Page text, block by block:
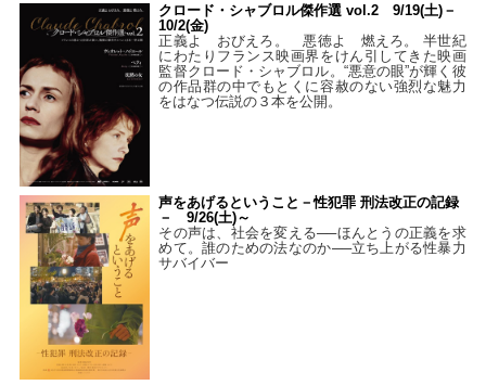
クロード・シャブロル傑作選 vol.2 9/19(土)－
10/2(金)
正義よ おびえろ。 悪徳よ 燃えろ。 半世紀
にわたりフランス映画界をけん引してきた映画
監督クロード・シャブロル。“悪意の眼”が輝く彼
の作品群の中でもとくに容赦のない強烈な魅力
をはなつ伝説の３本を公開。
声をあげるということ－性犯罪 刑法改正の記録
－ 9/26(土)～
その声は、社会を変える──ほんとうの正義を求
めて。誰のための法なのか──立ち上がる性暴力
サバイバー